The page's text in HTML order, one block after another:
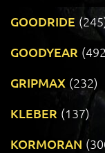
GOODRIDE
GOODYEAR
GRIPMAX (232)
KLEBER (137)
KORMORAN